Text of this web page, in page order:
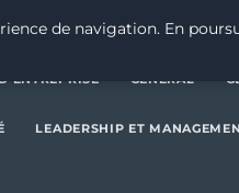
GENERAL
LEADERSHIP ET
de navigation. En